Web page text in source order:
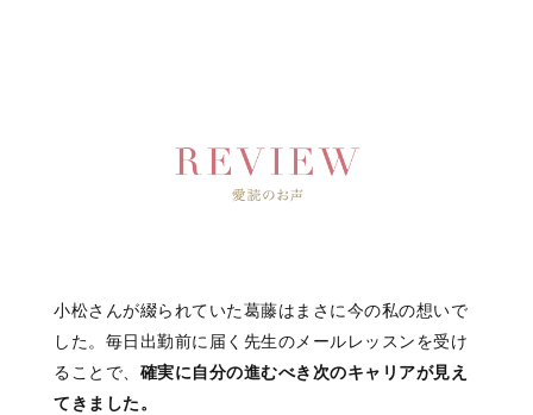
小松さんが綴られていた葛藤はまさに今の私の想いで
した。毎日出勤前に届く先生のメールレッスンを受け
ることで、 確実に自分の進むべき次のキャリアが見え
てきました。